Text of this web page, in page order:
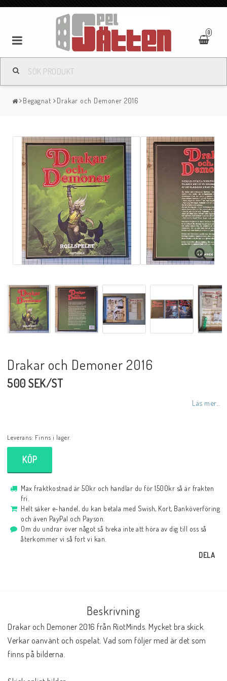
0
Begagnat Drakar och Demoner 2016
Drakar och Demoner 2016
500 SEK/ST
Läs mer...
Leverans: Finns i lager.
KÖP
Max fraktkostnad är 50kr och handlar du för 1500kr så är frakten
fri.
Helt säker e-handel, du kan betala med Swish, Kort, Banköverföring
och även PayPal och Payson.
Om du undrar över något så tveka inte att höra av dig till oss så
återkommer vi så fort vi kan.
DELA
Beskrivning
Drakar och Demoner 2016 från RiotMinds. Mycket bra skick.
Verkar oanvänt och ospelat. Vad som följer med är det som
finns på bilderna.